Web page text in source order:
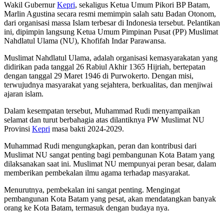
Wakil GubernurKepri, sekaligus Ketua Umum Pikori BP Batam,
Marlin Agustina secara resmi memimpin salah satu Badan Otonom,
dari organisasi massa Islam terbesar di Indonesia tersebut. Pelantikan
ini, dipimpin langsung Ketua Umum Pimpinan Pusat (PP) Muslimat
Nahdlatul Ulama (NU), Khofifah Indar Parawansa.
Muslimat Nahdlatul Ulama, adalah organisasi kemasyarakatan yang
didirikan pada tanggal 26 Rabiul Akhir 1365 Hijriah, bertepatan
dengan tanggal 29 Maret 1946 di Purwokerto. Dengan misi,
terwujudnya masyarakat yang sejahtera, berkualitas, dan menjiwai
ajaran islam.
Dalam kesempatan tersebut, Muhammad Rudi menyampaikan
selamat dan turut berbahagia atas dilantiknya PW Muslimat NU
Provinsi Kepri masa bakti 2024-2029.
Muhammad Rudi mengungkapkan, peran dan kontribusi dari
Muslimat NU sangat penting bagi pembangunan Kota Batam yang
dilaksanakan saat ini. Muslimat NU mempunyai peran besar, dalam
memberikan pembekalan ilmu agama terhadap masyarakat.
Menurutnya, pembekalan ini sangat penting. Mengingat
pembangunan Kota Batam yang pesat, akan mendatangkan banyak
orang ke Kota Batam, termasuk dengan budaya nya.